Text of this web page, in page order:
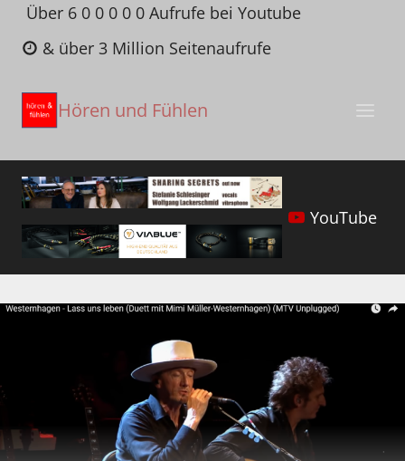
Zum
Inhalt
springen
Über 6 0 0 0 0 0 Aufrufe bei Youtube
& über 3 Million Seitenaufrufe
Hören und Fühlen
YouTube